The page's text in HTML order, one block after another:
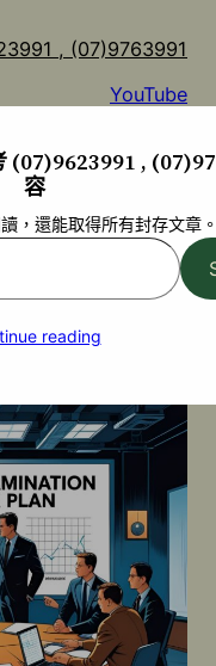
, (07)9763991
YouTube
(07)9623991 ,
容
，還能取得所有封存文章
reading